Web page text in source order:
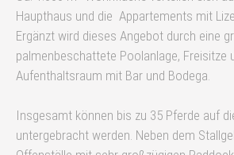
Haupthaus und die Appartements mit
Ergänzt wird dieses Angebot durch eine
palmenbeschattete Poolanlage, Freisitze
Aufenthaltsraum mit Bar und Bodega.
Insgesamt können bis zu 35 Pferde auf
untergebracht werden. Neben dem